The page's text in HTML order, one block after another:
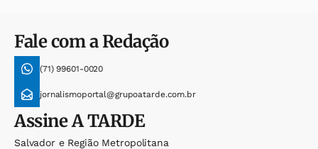
Fale com a Redação
(71) 99601-0020
jornalismoportal@grupoatarde.com.br
AssineA TARDE
Salvador e Região Metropolitana